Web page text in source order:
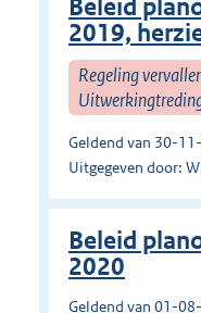
Beleid
2019,
Regeling
Geldend van 30-
Uitgegeven door:
Beleid
2020
Geldend van 01-